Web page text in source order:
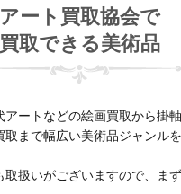
アート買取協会で
買取できる美術品
アートなどの絵画買取から掛
取まで幅広い美術品ジャンル
取扱いがございますので、ま